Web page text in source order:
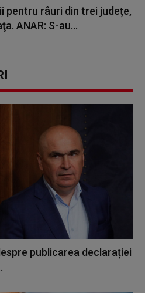
pentru râuri din trei județe,
ANAR: S-au...
publicarea declarației